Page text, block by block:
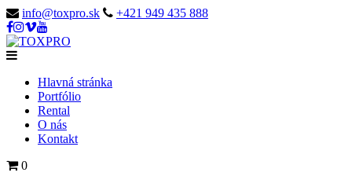
info@toxpro.sk +421 949 435 888
Hlavná stránka
Portfólio
Rental
O nás
Kontakt
0